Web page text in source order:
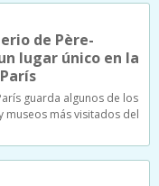
de Père-
lugar único en la
guarda algunos de los
museos más visitados del